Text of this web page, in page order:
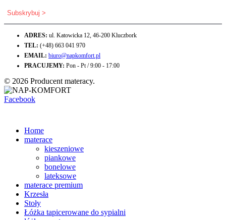
ADRES: ul. Katowicka 12, 46-200 Kluczbork
TEL: (+48) 663 041 970
EMAIL: biuro@napkomfort.pl
PRACUJEMY: Pon - Pt / 9:00 - 17:00
© 2026 Producent materacy.
Facebook
Home
materace
kieszeniowe
piankowe
bonelowe
lateksowe
materace premium
Krzesła
Stoły
Łóżka tapicerowane do sypialni